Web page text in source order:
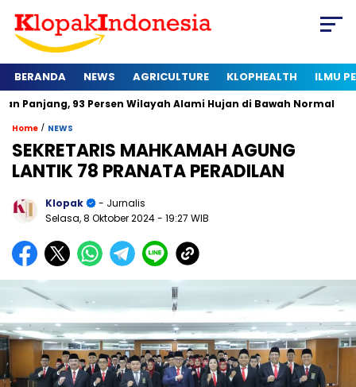
BERANDA NEWS AGRICULTURE KLOPHEALTH ILMU
Persen Wilayah Alami Hujan di Bawah Normal Kapan
Home / NEWS
SEKRETARIS MAHKAMAH AGUNG
LANTIK 78 PRANATA PERADILAN
Klopak
- Jurnalis
Selasa, 8 Oktober 2024- 19:27 WIB